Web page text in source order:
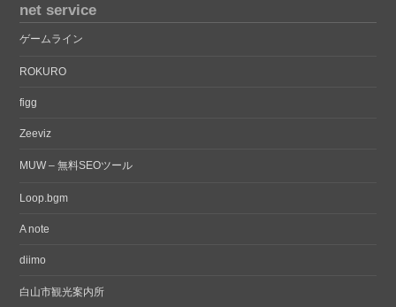
net service
ゲームライン
ROKURO
figg
Zeeviz
MUW – 無料SEOツール
Loop.bgm
A note
diimo
白山市観光案内所